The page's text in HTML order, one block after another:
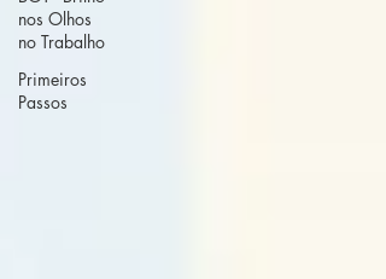
nos Olhos
no Trabalho
Primeiros
Passos